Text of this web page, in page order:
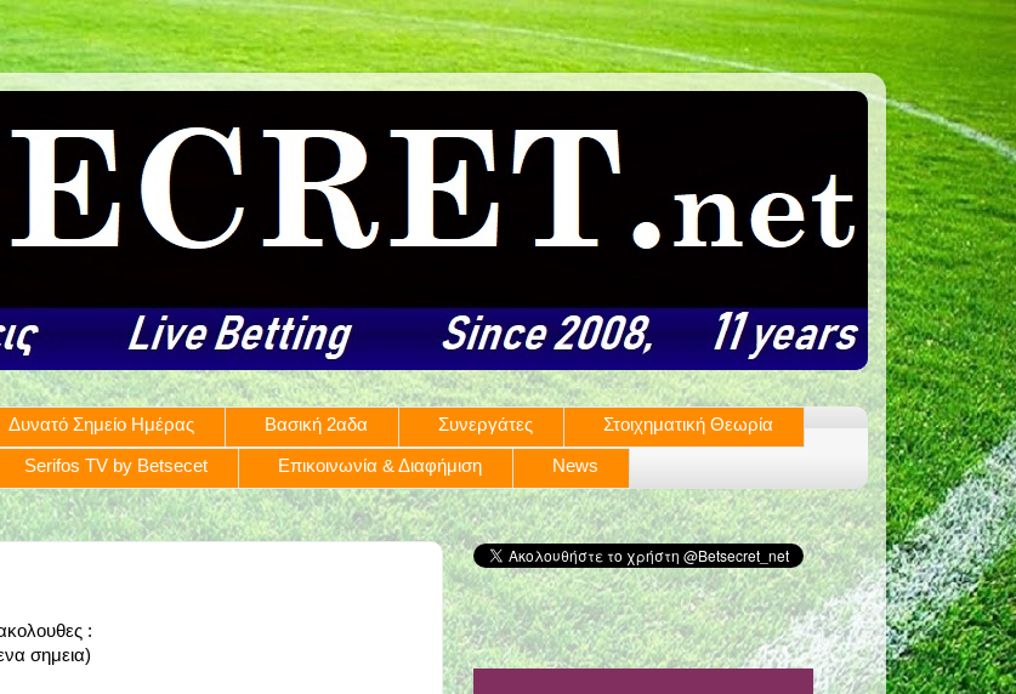
Δυνατό Σημείο Ημέρας Βασική 2αδα Συνεργάτες
Στοιχηματική Θεωρία
Serifos TV by Betsecet Επικοινωνία & Διαφήμιση News
:
σημεια)